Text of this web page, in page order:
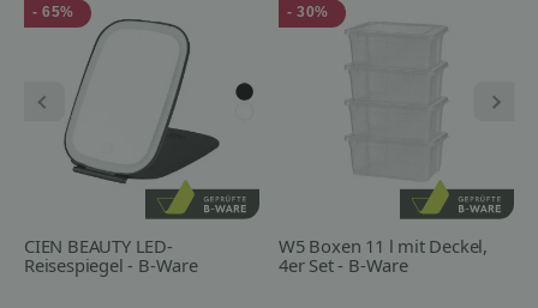
- 65%
CIEN BEAUTY LED-
Reisespiegel - B-Ware
- 30%
W5 Boxen 11 l mit Deckel,
4er Set - B-Ware